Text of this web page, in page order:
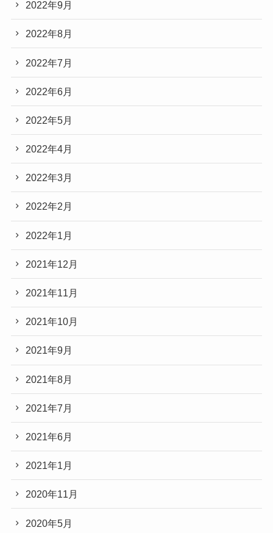
2022年9月
2022年8月
2022年7月
2022年6月
2022年5月
2022年4月
2022年3月
2022年2月
2022年1月
2021年12月
2021年11月
2021年10月
2021年9月
2021年8月
2021年7月
2021年6月
2021年1月
2020年11月
2020年5月